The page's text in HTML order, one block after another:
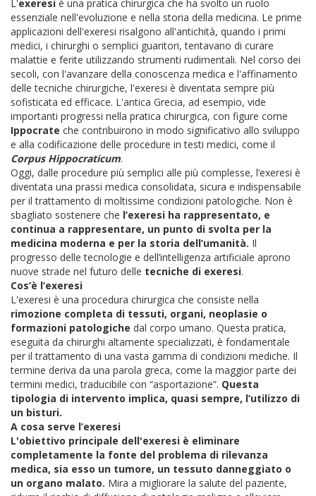
L'exeresi è una pratica chirurgica che ha svolto un ruolo
essenziale nell'evoluzione e nella storia della medicina. Le prime
applicazioni dell'exeresi risalgono all'antichità, quando i primi
medici, i chirurghi o semplici guaritori, tentavano di curare
malattie e ferite utilizzando strumenti rudimentali. Nel corso dei
secoli, con l'avanzare della conoscenza medica e l'affinamento
delle tecniche chirurgiche, l'exeresi è diventata sempre più
sofisticata ed efficace. L'antica Grecia, ad esempio, vide
importanti progressi nella pratica chirurgica, con figure come
Ippocrate che contribuirono in modo significativo allo sviluppo
e alla codificazione delle procedure in testi medici, come il
Corpus Hippocraticum.
Oggi, dalle procedure più semplici alle più complesse, l’exeresi è
diventata una prassi medica consolidata, sicura e indispensabile
per il trattamento di moltissime condizioni patologiche. Non è
sbagliato sostenere che l’exeresi ha rappresentato, e
continua a rappresentare, un punto di svolta per la
medicina moderna e per la storia dell’umanità. Il
progresso delle tecnologie e dell’intelligenza artificiale aprono
nuove strade nel futuro delle tecniche di exeresi.
Cos’è l’exeresi
L'exeresi è una procedura chirurgica che consiste nella
rimozione completa di tessuti, organi, neoplasie o
formazioni patologiche dal corpo umano. Questa pratica,
eseguita da chirurghi altamente specializzati, è fondamentale
per il trattamento di una vasta gamma di condizioni mediche. Il
termine deriva da una parola greca, come la maggior parte dei
termini medici, traducibile con “asportazione”. Questa
tipologia di intervento implica, quasi sempre, l’utilizzo di
un bisturi.
A cosa serve l’exeresi
L'obiettivo principale dell'exeresi è eliminare
completamente la fonte del problema di rilevanza
medica, sia esso un tumore, un tessuto danneggiato o
un organo malato. Mira a migliorare la salute del paziente,